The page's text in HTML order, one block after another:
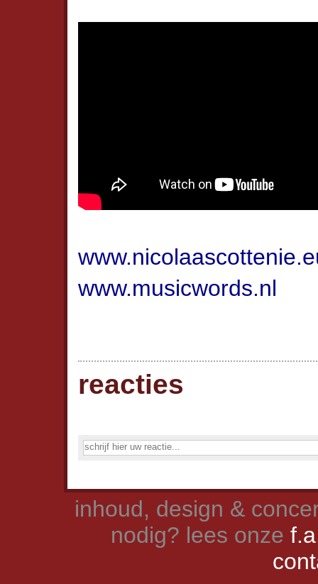
www.musicwords.nl
reacties
inhoud, design &
nodig? lees onze